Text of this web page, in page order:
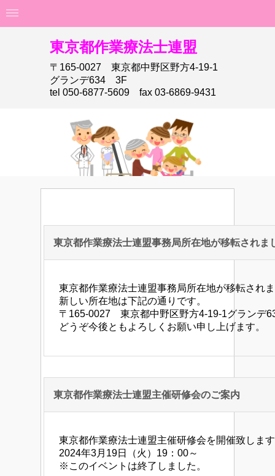
東京都作業療法士連盟
〒165-0027 東京都中野区野方4-19-1
グランデ634 3F
tel 050-6877-5609 fax 03-6869-9431
東京都作業療法士連盟事務局所在地が移転されま
東京都作業療法士連盟事務局所在地が移転され
新しい所在地は下記の通りです。
〒165-0027 東京都中野区野方4-19-1グランデ
どうぞ今後ともよろしくお願い申し上げます。
東京都作業療法士連盟主催研修会のご案内
東京都作業療法士連盟主催研修会を開催致しま
2024年3月19日（火）19：00～
※このイベントは終了しました。